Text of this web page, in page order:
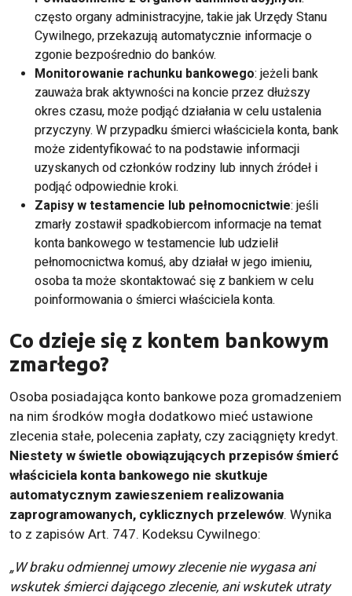
często organy administracyjne, takie jak Urzędy Stanu
Cywilnego, przekazują automatycznie informacje o
zgonie bezpośrednio do banków.
Monitorowanie rachunku bankowego: jeżeli bank
zauważa brak aktywności na koncie przez dłuższy
okres czasu, może podjąć działania w celu ustalenia
przyczyny. W przypadku śmierci właściciela konta, bank
może zidentyfikować to na podstawie informacji
uzyskanych od członków rodziny lub innych źródeł i
podjąć odpowiednie kroki.
Zapisy w testamencie lub pełnomocnictwie: jeśli
zmarły zostawił spadkobiercom informacje na temat
konta bankowego w testamencie lub udzielił
pełnomocnictwa komuś, aby działał w jego imieniu,
osoba ta może skontaktować się z bankiem w celu
poinformowania o śmierci właściciela konta.
Co dzieje się z kontem bankowym
zmarłego?
Osoba posiadająca konto bankowe poza gromadzeniem
na nim środków mogła dodatkowo mieć ustawione
zlecenia stałe, polecenia zapłaty, czy zaciągnięty kredyt.
Niestety w świetle obowiązujących przepisów śmierć
właściciela konta bankowego nie skutkuje
automatycznym zawieszeniem realizowania
zaprogramowanych, cyklicznych przelewów. Wynika
to z zapisów Art. 747. Kodeksu Cywilnego:
„W braku odmiennej umowy zlecenie nie wygasa ani
wskutek śmierci dającego zlecenie, ani wskutek utraty